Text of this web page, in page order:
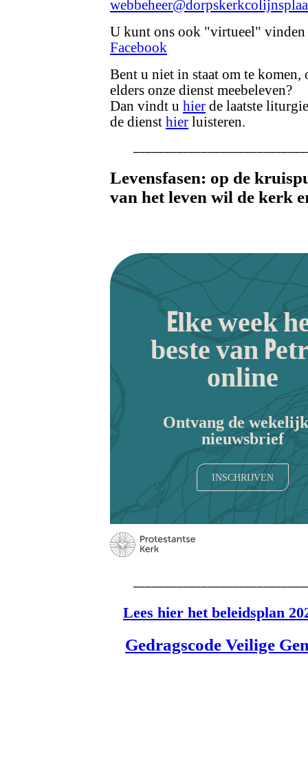
U kunt ons ook "virtueel" vinden
Facebook
Bent u niet in staat om te
elders onze dienst meebeleven?
Dan vindt u hier de laatste
de dienst hier luisteren.
Levensfasen: op de
van het leven wil de kerk
Elke week
beste van
online
Ontvang de
nieuwsbrief
INSCHRIJVEN
Lees hier het beleidsplan
Gedragscode Veilige